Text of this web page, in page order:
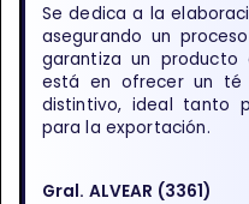
Se dedica a la
asegurando un
garantiza un
está en ofrecer un té
distintivo, ideal tanto
para la exportación.
Gral. ALVEAR (3361)